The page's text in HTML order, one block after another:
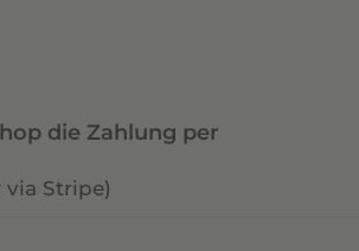
die Zahlung per
via Stripe)